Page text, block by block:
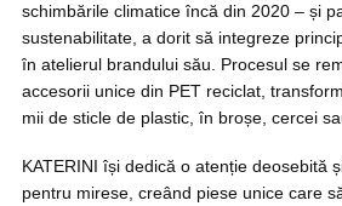
schimbările climatice încă din 2020 – și
sustenabilitate, a dorit să integreze
în atelierul brandului său. Procesul se
accesorii unice din PET reciclat,
mii de sticle de plastic, în broșe, cercei
KATERINI își dedică o atenție deosebită
pentru mirese, creând piese unice care